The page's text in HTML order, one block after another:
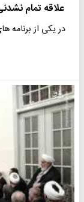
علاقه تمام
در یکی از برنامه